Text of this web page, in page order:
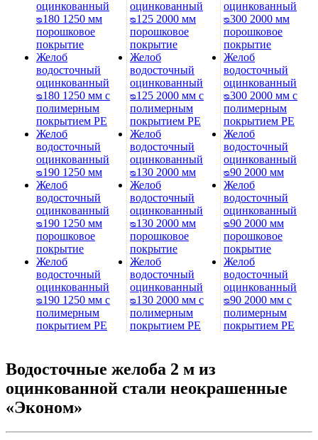
оцинкованный
ᴓ180 1250 мм
порошковое
покрытие
Желоб
водосточный
оцинкованный
ᴓ180 1250 мм с
полимерным
покрытием PE
Желоб
водосточный
оцинкованный
ᴓ190 1250 мм
Желоб
водосточный
оцинкованный
ᴓ190 1250 мм
порошковое
покрытие
Желоб
водосточный
оцинкованный
ᴓ190 1250 мм с
полимерным
покрытием PE
оцинкованный
ᴓ125 2000 мм
порошковое
покрытие
Желоб
водосточный
оцинкованный
ᴓ125 2000 мм с
полимерным
покрытием PE
Желоб
водосточный
оцинкованный
ᴓ130 2000 мм
Желоб
водосточный
оцинкованный
ᴓ130 2000 мм
порошковое
покрытие
Желоб
водосточный
оцинкованный
ᴓ130 2000 мм с
полимерным
покрытием PE
оцинкованный
ᴓ300 2000 мм
порошковое
покрытие
Желоб
водосточный
оцинкованный
ᴓ300 2000 мм с
полимерным
покрытием PE
Желоб
водосточный
оцинкованный
ᴓ90 2000 мм
Желоб
водосточный
оцинкованный
ᴓ90 2000 мм
порошковое
покрытие
Желоб
водосточный
оцинкованный
ᴓ90 2000 мм с
полимерным
покрытием PE
Водосточные желоба 2 м из
оцинкованной стали неокрашенные
«Эконом»